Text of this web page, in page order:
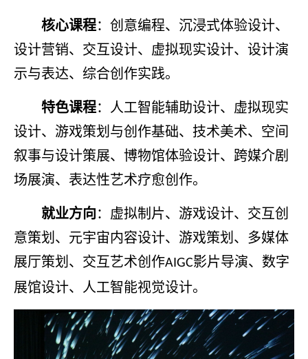
核心课程：创意编程、沉浸式体验设计、
设计营销、交互设计、虚拟现实设计、设计演
示与表达、综合创作实践。
特色课程：人工智能辅助设计、虚拟现实
设计、游戏策划与创作基础、技术美术、空间
叙事与设计策展、博物馆体验设计、跨媒介剧
场展演、表达性艺术疗愈创作。
就业方向：虚拟制片、游戏设计、交互创
意策划、元宇宙内容设计、游戏策划、多媒体
展厅策划、交互艺术创作AIGC影片导演、数字
展馆设计、人工智能视觉设计。